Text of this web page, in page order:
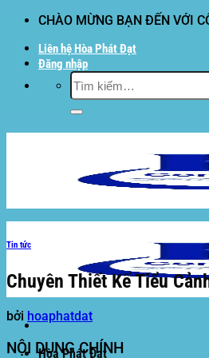
dung
CHÀO MỪNG BẠN ĐẾN VỚI
Liên hệ Hòa Phát Đạt
Đăng nhập
Tìm
kiếm:
Hòa Phát Đạt
Tin tức
Chuyên Thiết Kế Tiểu
bởi hoaphatdat
NỘI DUNG CHÍNH